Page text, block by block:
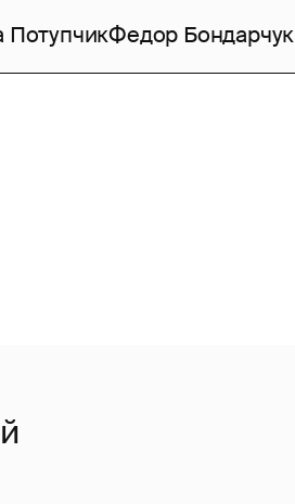
ПотупчикФедор Бондарчук